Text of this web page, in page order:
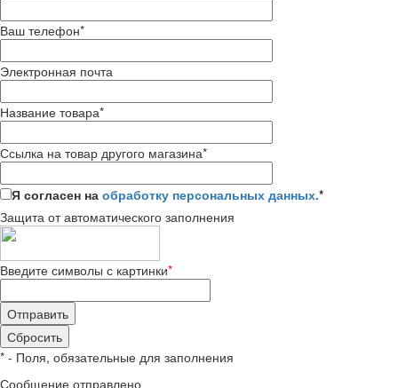
Ваш телефон*
Электронная почта
Название товара*
Ссылка на товар другого магазина*
Я согласен на обработку персональных данных.*
Защита от автоматического заполнения
Введите символы с картинки*
* - Поля, обязательные для заполнения
Сообщение отправлено